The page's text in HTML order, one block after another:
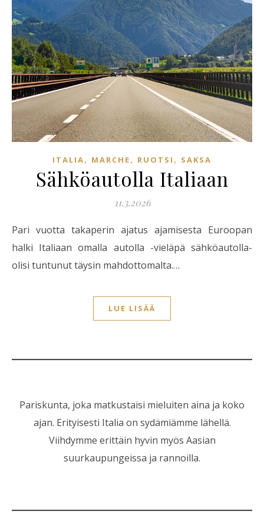
ITALIA, MARCHE, RUOTSI , SAKSA
Sähköautolla Italiaan
11.3.2026
Pari vuotta takaperin ajatus ajamisesta Euroopan
halki Italiaan omalla autolla -vieläpä sähköautolla-
olisi tuntunut täysin mahdottomalta.…
LUE LISÄÄ
Pariskunta, joka matkustaisi mieluiten aina ja koko
ajan. Erityisesti Italia on sydämiämme lähellä.
Viihdymme erittäin hyvin myös Aasian
suurkaupungeissa ja rannoilla.